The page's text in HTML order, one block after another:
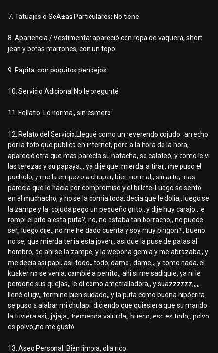
7. Tatuajes o SeÃ±as Particulares: No tiene
8. Apariencia / Vestimenta: apareció con ropa de vaquera, short
jean y botas marrones, con un topo
9. Papita: con poquitos pendejos
10. Servicio Adicional:No le pregunté
11. Fellatio: Lo normal, sin esmero
12. Relato del Servicio:Llegué como un reverendo cojudo , arrecho
por la foto que publica en internet, pero a la hora de la hora,
apareció otra que mas parecía su natacha, se calateó, y como le vi
las terezas y su papaya,,, ya dije que mierda a tirar,, me puso el
pocholo, y me la empezo a chupar, bien normal,, sin arte, mas
parecia que lo hacia por compromiso y el billete-Luego se sento
en el muchacho, y no se la comia toda, decia que le dolia,, luego se
la zampe y la cojuda pego un pequeño grito,, y dije huy carajo,, le
rompi el pito a esta puta?, no, no estaba tan borracho,, no puede
ser,, luego dije,, no me he dado cuenta y soy muy pingon?,, bueno
no se, que mierda tenia esta joven,, asi que la puse de patas al
hombro, de ahi se la zampe, y la webona gemia y me abrazaba,, y
me decia asi papi, asi, todo,, todo, dame , dame,,, y como nada, el
kuaker no se venia, cambié a perrito,, ahi si me sadiquie, ya ni le
perdone sus quejas,, le di como ametralladora,, y suazzzzzz,,,,,,
llené el igv,, termine bien sudado,, y la puta como buena hipócrita
se puso a alabar mi chulapi, diciendo que quiesiera que su marido
la tuviera asi,, jajaja,, tremenda valurda,, bueno, eso es todo,, polvo
es polvo,,no me gustó
13. Aseo Personal: Bien limpia, olia rico